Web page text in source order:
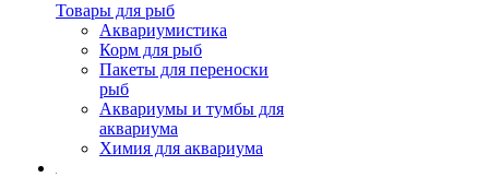
Товары для рыб
Аквариумистика
Корм для рыб
Пакеты для переноски
рыб
Аквариумы и тумбы для
аквариума
Химия для аквариума